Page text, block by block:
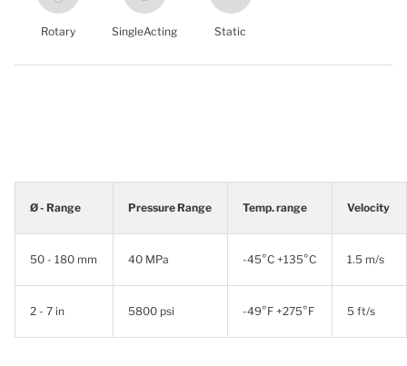
Rotary SingleActing Static
Ø - Range Pressure Range Temp. range Velocity
50 - 180 mm 40 MPa -45°C +135°C 1.5 m/s
2 - 7 in 5800 psi -49°F +275°F 5 ft/s